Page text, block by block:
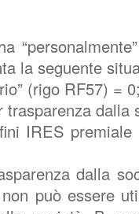
la seguente
(rigo RF57) =
trasparenza dalla
IRES
dalla
può essere